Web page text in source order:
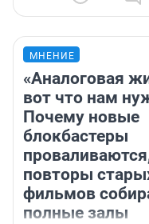
МНЕНИЕ
«Аналоговая
вот что нам
Почему новые
блокбастеры
повторы
фильмов
полные залы